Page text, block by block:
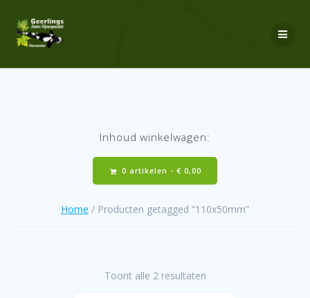
Inhoud winkelwagen:
0 artikelen - € 0,00
Home / Producten getagged “110x50mm”
Toont alle 2 resultaten